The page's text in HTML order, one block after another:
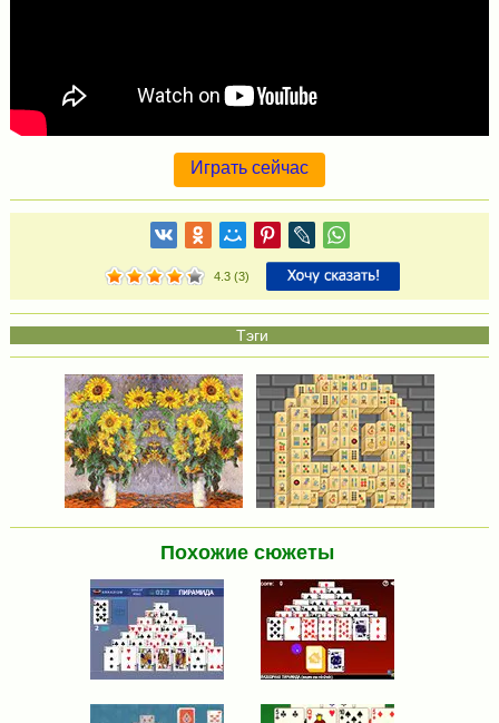
Играть сейчас
4.3(3)
Похожие сюжеты